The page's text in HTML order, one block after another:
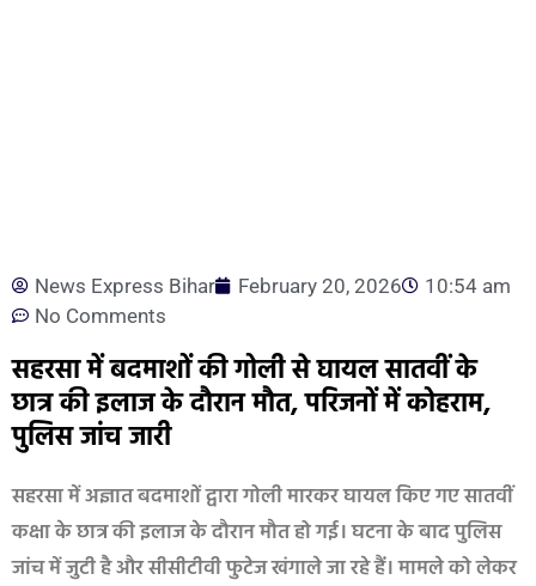
News Express Bihar February 20, 2026
10:54 am
No Comments
सहरसा में बदमाशों की गोली से घायल सातवीं के
छात्र की इलाज के दौरान मौत, परिजनों में कोहराम,
पुलिस जांच जारी
सहरसा में अज्ञात बदमाशों द्वारा गोली मारकर घायल किए गए सातवीं
कक्षा के छात्र की इलाज के दौरान मौत हो गई। घटना के बाद पुलिस
जांच में जुटी है और सीसीटीवी फुटेज खंगाले जा रहे हैं। मामले को लेकर